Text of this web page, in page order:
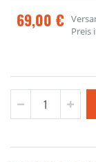
69,00 €
Preis